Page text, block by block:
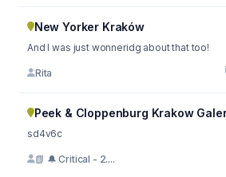
New Yorker Kraków
And I was just wonneridg about that too!
Rita
Peek & Cloppenburg Krakow
sd4v6c
📗 🔔 Critical - 2....